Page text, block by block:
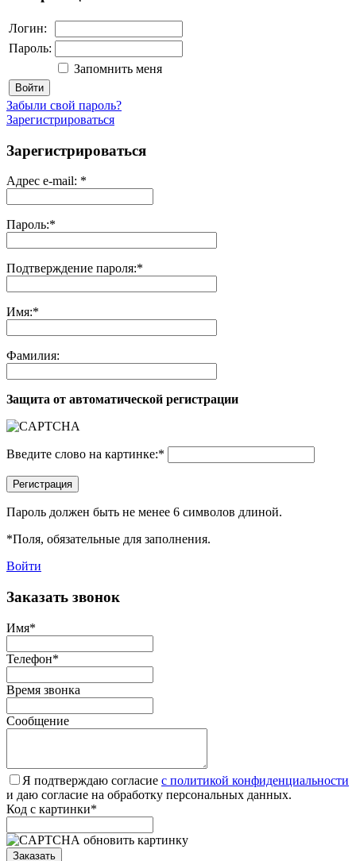
Логин:
Пароль:
Запомнить меня
Войти
Забыли свой пароль?
Зарегистрироваться
Зарегистрироваться
Адрес e-mail: *
Пароль:*
Подтверждение пароля:*
Имя:*
Фамилия:
Защита от автоматической регистрации
Введите слово на картинке:*
Регистрация
Пароль должен быть не менее 6 символов длиной.
*Поля, обязательные для заполнения.
Войти
Заказать звонок
Имя*
Телефон*
Время звонка
Сообщение
Я подтверждаю согласие с политикой конфиденциальности
и даю согласие на обработку персональных данных.
Код с картинки*
обновить картинку
Заказать